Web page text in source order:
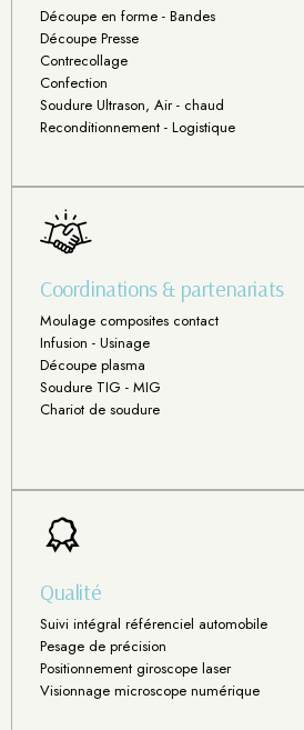
Découpe en forme - Bandes
Découpe Presse
Contrecollage
Confection
Soudure Ultrason, Air - chaud
Reconditionnement - Logistique
Coordinations & partenariats
Moulage composites contact
Infusion - Usinage
Découpe plasma
Soudure TIG - MIG
Chariot de soudure
Qualité
Suivi intégral référenciel automobile
Pesage de précision
Positionnement giroscope laser
Visionnage microscope numérique